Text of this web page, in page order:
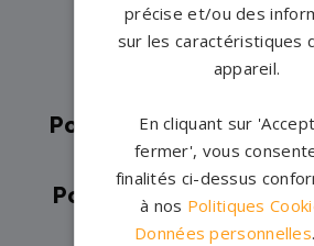
Pompes funèbres -
Pompes funèbres -
Pompes funèbres -
Cormier→
Pompes funèbres -
Coglès→
précise et/ou des
sur les caractéristiques
appareil.
En cliquant sur
fermer', vous
finalités ci-dessus
à nos Politiques
Données personnelles